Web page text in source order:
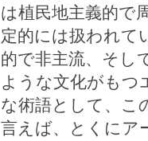
は植民地主義的で
定的には扱われて
的で非主流、そし
ような文化がもつ
な術語として、こ
言えば、とくにア